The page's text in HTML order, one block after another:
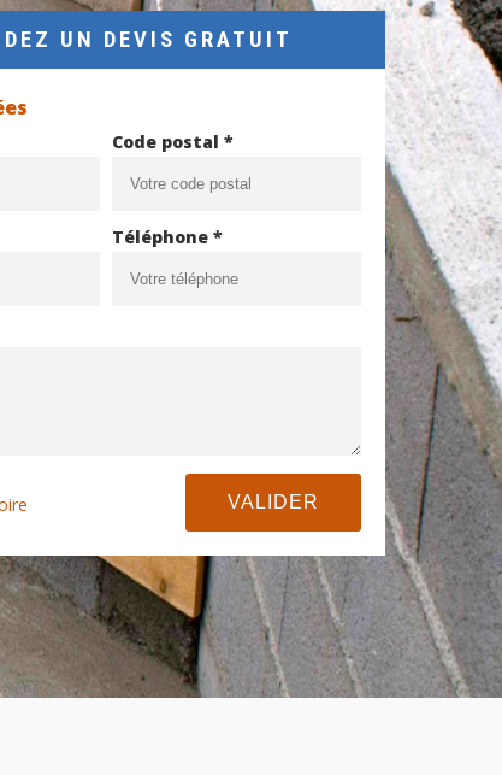
UN DEVIS GRATUIT
Code postal *
Téléphone *